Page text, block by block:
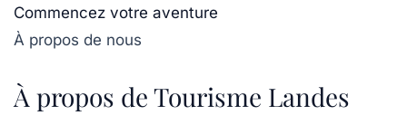
Commencez votre aventure
À propos de nous
À propos de Tourisme Landes